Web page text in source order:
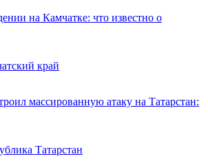
на Камчатке: что известно о
край
массированную атаку на Татарстан:
Татарстан